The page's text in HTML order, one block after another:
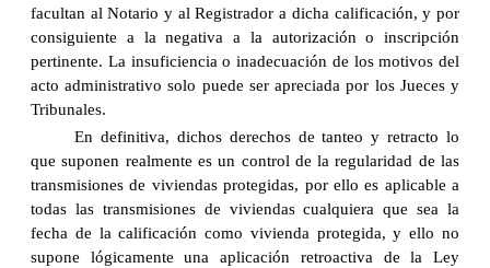
facultan al Notario y al Registrador a dicha calificación, y por
consiguiente a la negativa a la autorización o inscripción
pertinente. La insuficiencia o inadecuación de los motivos del
acto administrativo solo puede ser apreciada por los Jueces y
Tribunales.
En definitiva, dichos derechos de tanteo y retracto lo
que suponen realmente es un control de la regularidad de las
transmisiones de viviendas protegidas, por ello es aplicable a
todas las transmisiones de viviendas cualquiera que sea la
fecha de la calificación como vivienda protegida, y ello no
supone lógicamente una aplicación retroactiva de la Ley